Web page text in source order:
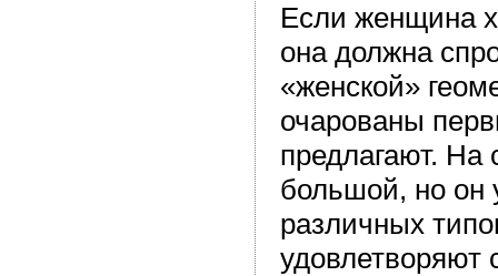
Если женщина
она должна
«женской»
очарованы
предлагают. На
большой, но он
различных